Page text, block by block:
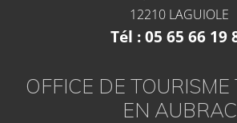
12210 LAGUIOLE
Tél : 05 65 66 19
OFFICE DE TOURISME
EN AUBRAC